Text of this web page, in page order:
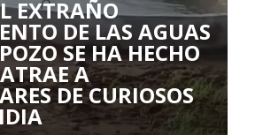
EXTRAÑO
DE LAS AGUAS
SE HA HECHO
A
DE CURIOSOS